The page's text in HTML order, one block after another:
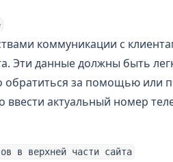
коммуникации с
Эти данные должны быть
обратиться за помощью или
ввести актуальный номер
в верхней части сайта